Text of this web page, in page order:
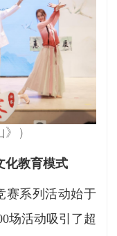
）
化教育模式
赛系列活动始于
场活动吸引了超